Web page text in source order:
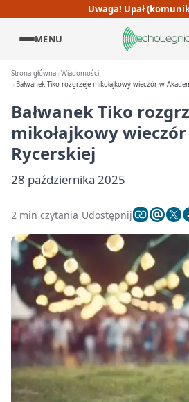
Uwaga! Upał
MENU
Strona główna Wiadomości
Bałwanek Tiko rozgrzeje mikołajkowy wieczór w
Bałwanek Tiko
mikołajkowy
Rycerskiej
28 października 2025
2 min czytania Udostępnij